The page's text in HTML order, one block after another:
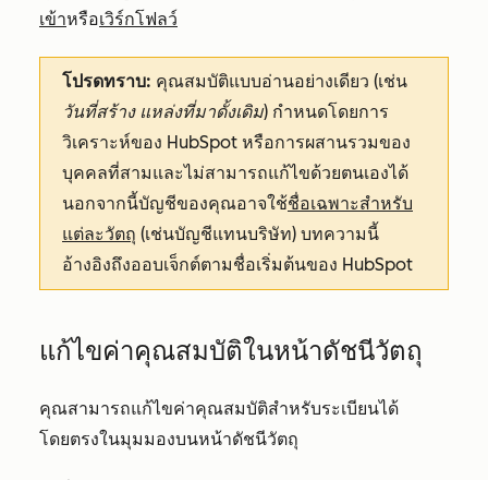
เข้าหรือเวิร์กโฟลว์
โปรดทราบ: คุณสมบัติแบบอ่านอย่างเดียว (เช่น
วันที่สร้าง แหล่งที่มาดั้งเดิม) กำหนดโดยการ
วิเคราะห์ของ HubSpot หรือการผสานรวมของ
บุคคลที่สามและไม่สามารถแก้ไขด้วยตนเองได้
นอกจากนี้บัญชีของคุณอาจใช้ชื่อเฉพาะสำหรับ
แต่ละวัตถุ (เช่นบัญชีแทนบริษัท) บทความนี้
อ้างอิงถึงออบเจ็กต์ตามชื่อเริ่มต้นของ HubSpot
แก้ไขค่าคุณสมบัติในหน้าดัชนีวัตถุ
คุณสามารถแก้ไขค่าคุณสมบัติสำหรับระเบียนได้
โดยตรงในมุมมองบนหน้าดัชนีวัตถุ